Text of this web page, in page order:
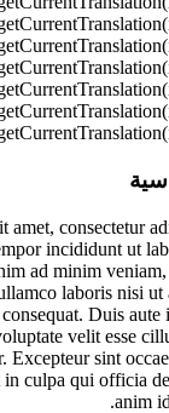
amet, consectetur
incididunt ut
ad minim
laboris nisi ut
Duis aute
velit esse
Excepteur sint
in culpa qui officia
anim